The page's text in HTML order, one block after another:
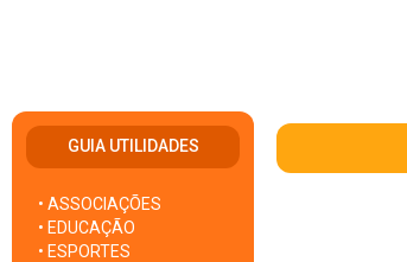
GUIA UTILIDADES
• ASSOCIAÇÕES
• EDUCAÇÃO
• ESPORTES